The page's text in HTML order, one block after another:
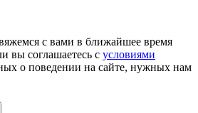
с вами в ближайшее время
вы соглашаетесь с условиями
о поведении на сайте, нужных нам